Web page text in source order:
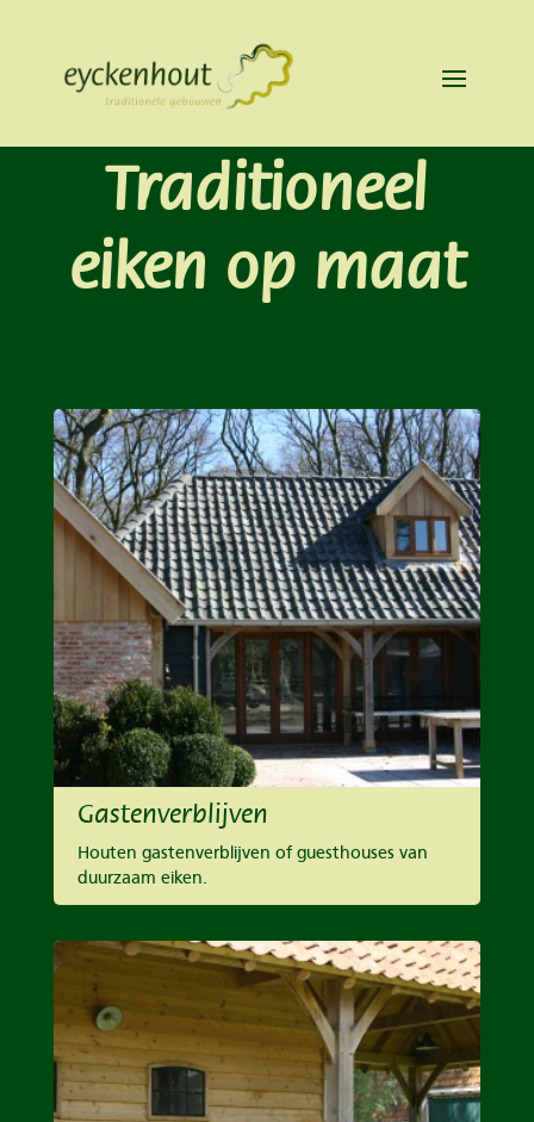
Traditioneel
eiken op maat
Gastenverblijven
Houten gastenverblijven of guesthouses van
duurzaam eiken.